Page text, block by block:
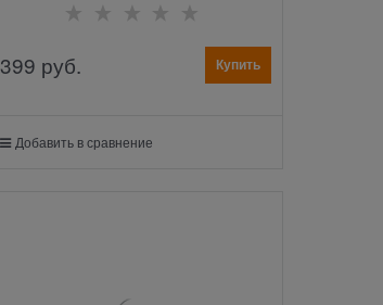
399 руб. Купить
Добавить в сравнение